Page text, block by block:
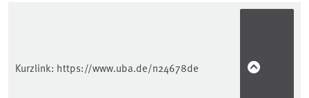
Kurzlink: https://www.uba.de/n24678de